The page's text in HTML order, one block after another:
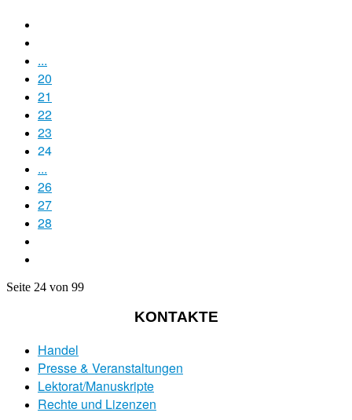
...
20
21
22
23
24
...
26
27
28
Seite 24 von 99
KONTAKTE
Handel
Presse & Veranstaltungen
Lektorat/Manuskripte
Rechte und Lizenzen